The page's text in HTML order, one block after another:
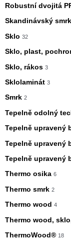
Robustní dvojitá
Skandinávský smrk
Sklo 32
Sklo, plast,
Sklo, rákos 3
Sklolaminát 3
Smrk 2
Tepelně odolný
Tepelně upravený
Tepelně upravený
Tepelně upravený
Thermo osika 6
Thermo smrk 2
Thermo wood 4
Thermo wood,
ThermoWood® 18